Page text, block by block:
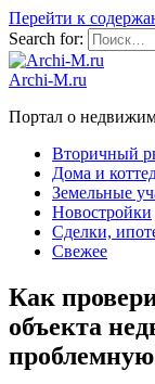
Перейти к
Search for:
Archi-M.ru
Портал о
Вторичный
Дома и
Земельные
Новостройки
Сделки,
Свежее
Как
объекта